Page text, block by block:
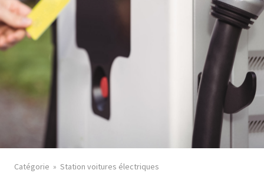
Catégorie Station voitures électriques